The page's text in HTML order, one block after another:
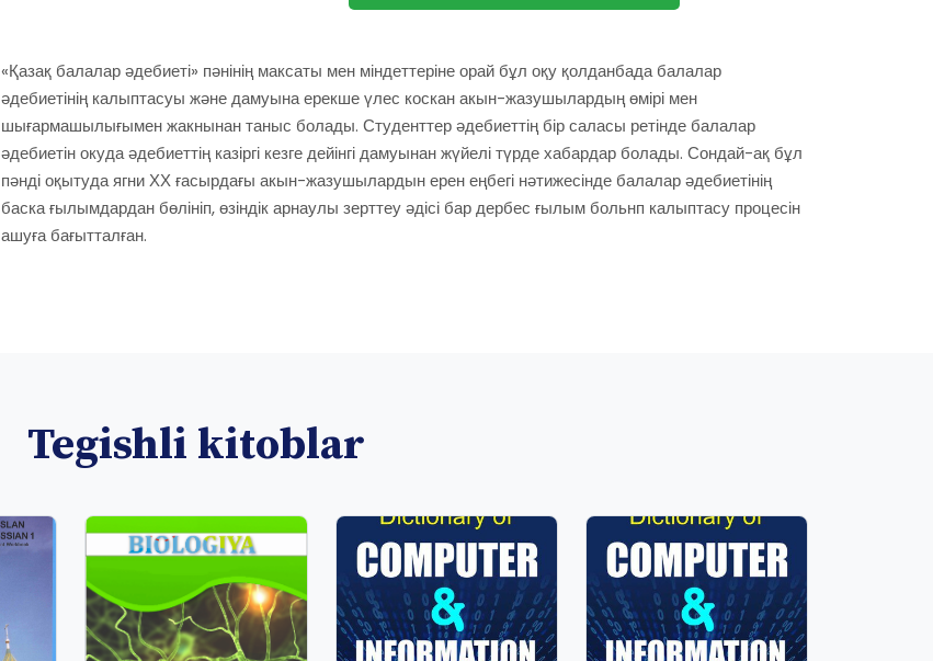
«Қазақ балалар әдебиеті» пәнінің максаты мен міндеттеріне орай бұл оқу қолданбада балалар
әдебиетінің калыптасуы және дамуына ерекше үлес коскан акын-жазушылардың өмірі мен
шығармашылығымен жакнынан таныс болады. Студенттер әдебиеттің бір саласы ретінде балалар
әдебиетін окуда әдебиеттің казіргі кезге дейінгі дамуынан жүйелі түрде хабардар болады. Сондай-ақ бұл
пәнді оқытуда ягни ХХ ғасырдағы акын-жазушылардын ерен еңбегі нәтижесінде балалар әдебиетінің
баска ғылымдардан бөлініп, өзіндік арнаулы зерттеу әдісі бар дербес ғылым больнп калыптасу процесін
ашуға бағытталған.
Tegishli kitoblar